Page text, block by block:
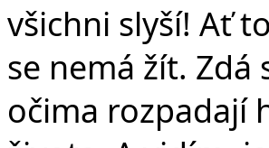
všichni slyší! Ať
se nemá žít. Zdá
očima rozpadají